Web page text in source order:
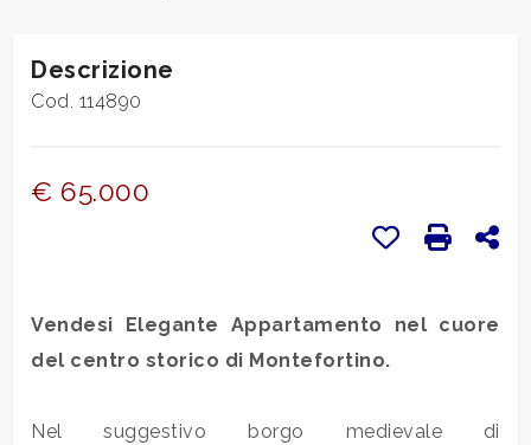
Descrizione
Cod. 114890
€ 65.000
Stampa:
Preferiti: Cod.
Vendesi Elegante Appartamento nel cuore
del centro storico di Montefortino.
Nel suggestivo borgo medievale di
BLOG
Tipologia
-
Qualsiasi
Commerciali